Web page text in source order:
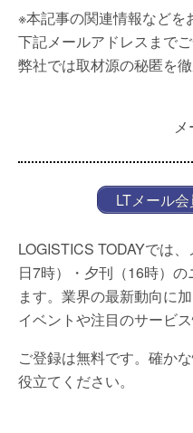
※本記事の関連情報など
下記メールアドレスまで
弊社では取材源の秘匿を徹
LTメール
LOGISTICS TODAYでは
日7時）・夕刊（16時）
ます。業界の最新動向に
イベントや注目のサービ
ご登録は無料です。確か
役立てください。